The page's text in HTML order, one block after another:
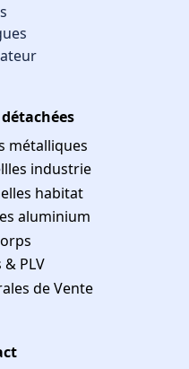
métalliques
industrie
habitat
aluminium
PLV
de Vente